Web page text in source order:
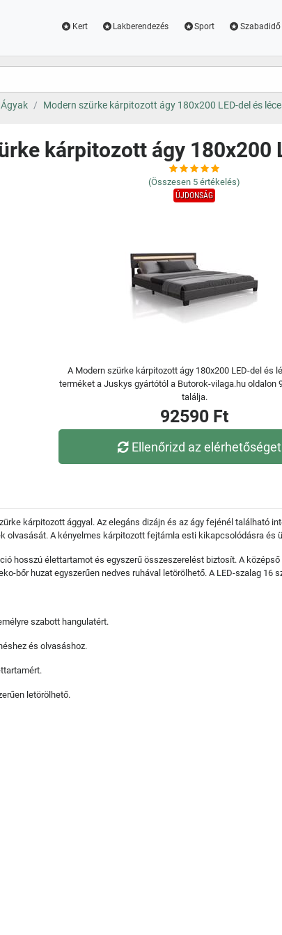
Kert Lakberendezés Sport Szabadidő
Ágyak Modern szürke kárpitozott ágy 180x200 LED-del és
kárpitozott ágy 180x200
(Összesen 5 értékelés)
ÚJDONSÁG
A Modern szürke kárpitozott ágy 180x200 LED-del és
terméket a Juskys gyártótól a Butorok-vilaga.hu oldalon
találja.
92590 Ft
Ellenőrizd az elérhetőséget
kárpitozott ággyal. Az elegáns dizájn és az ágy fejénél található
olvasását. A kényelmes kárpitozott fejtámla esti kikapcsolódásra és
hosszú élettartamot és egyszerű összeszerelést biztosít. A
bőr huzat egyszerűen nedves ruhával letörölhető. A LED-szalag 16
szabott hangulatért.
és olvasáshoz.
letörölhető.